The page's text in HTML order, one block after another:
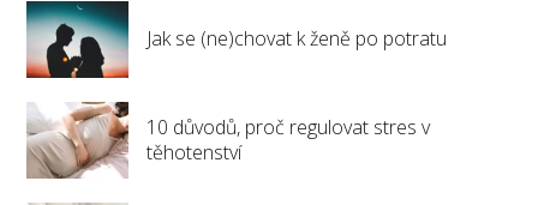
Jak se (ne)chovat k ženě po potratu
10 důvodů, proč regulovat stres v
těhotenství